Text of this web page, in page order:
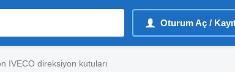
Oturum Aç /
IVECO direksiyon kutuları